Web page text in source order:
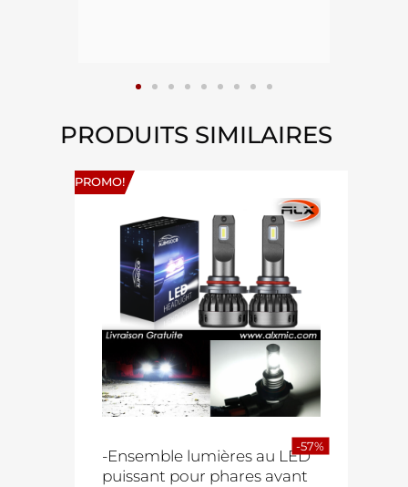
PRODUITS SIMILAIRES
PROMO!
-Ensemble lumières au LED
puissant pour phares avant
-57%